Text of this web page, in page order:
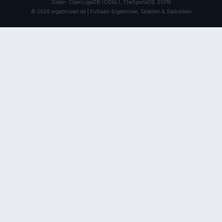
Daten: OpenLigaDB (ODbL), TheSportsDB, ESPN
© 2026 ergebnisse1.de | Fußball-Ergebnisse, Tabellen & Statistiken